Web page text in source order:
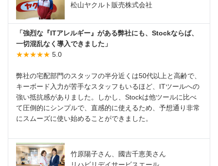
松山ヤクルト販売株式会社
「強烈な『ITアレルギー』がある弊社にも、Stockならば、
一切混乱なく導入できました」
★★★★★ 5.0
弊社の宅配部門のスタッフの半分近くは50代以上と高齢で、
キーボード入力が苦手なスタッフもいるほど、ITツールへの
強い抵抗感がありました。しかし、Stockは他ツールに比べ
て圧倒的にシンプルで、直感的に使えるため、予想通り非常
にスムーズに使い始めることができました。
竹原陽子さん、國吉千恵美さん